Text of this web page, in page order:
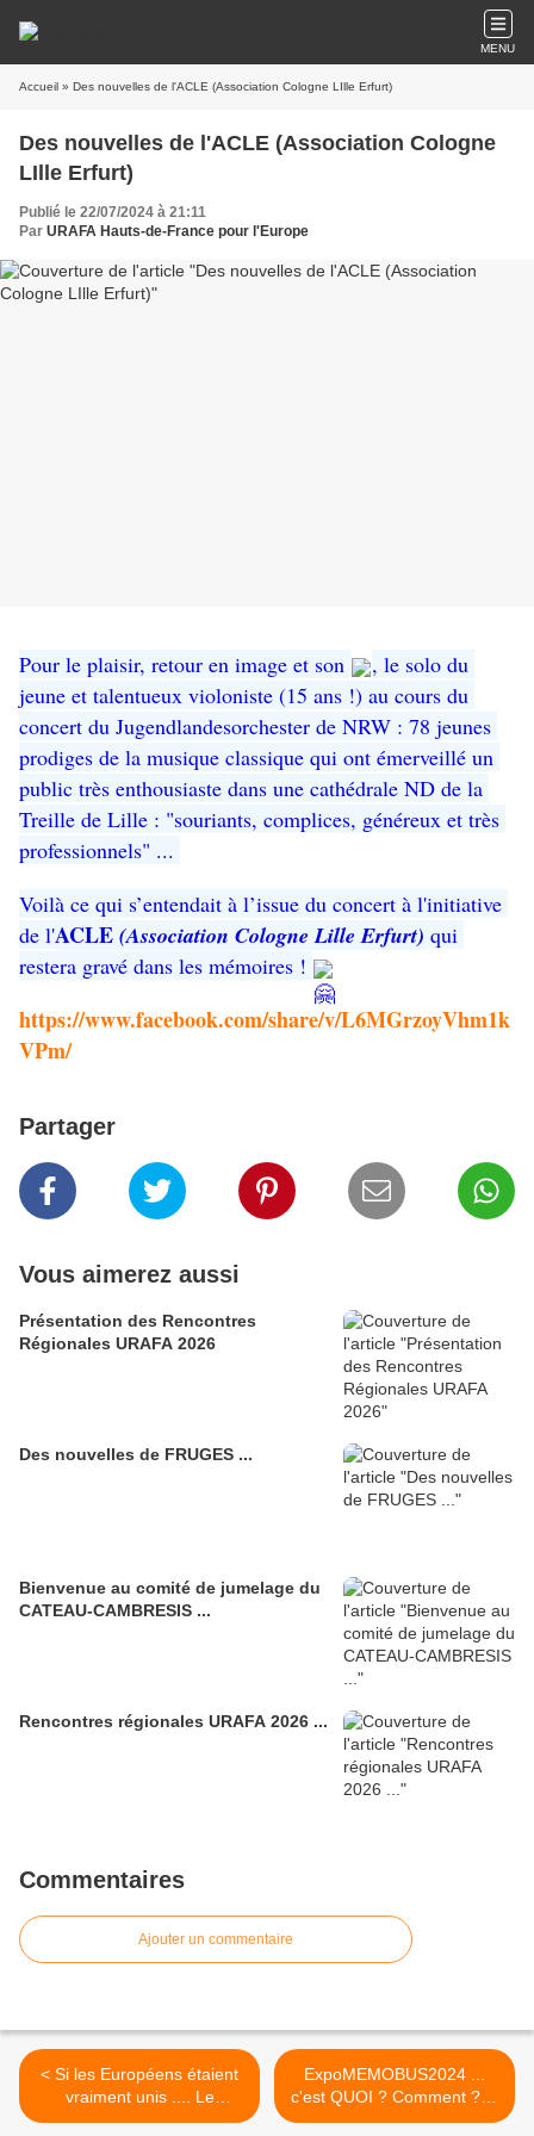
MENU
Accueil » Des nouvelles de l'ACLE (Association Cologne LIlle Erfurt)
Des nouvelles de l'ACLE (Association Cologne
LIlle Erfurt)
Publié le 22/07/2024 à 21:11
Par URAFA Hauts-de-France pour l'Europe
Pour le plaisir, retour en image et son
, le solo du
jeune et talentueux violoniste (15 ans !) au cours du
concert du Jugendlandesorchester de NRW : 78 jeunes
prodiges de la musique classique qui ont émerveillé un
public très enthousiaste dans une cathédrale ND de la
Treille de Lille : "souriants, complices, généreux et très
professionnels" ...
Voilà ce qui s’entendait à l’issue du concert à l'initiative
de l'ACLE (Association Cologne Lille Erfurt) qui
restera gravé dans les mémoires !
https://www.facebook.com/share/v/L6MGrzoyVhm1k
VPm/
Partager
Vous aimerez aussi
Présentation des Rencontres
Régionales URAFA 2026
Des nouvelles de FRUGES ...
Bienvenue au comité de jumelage du
CATEAU-CAMBRESIS ...
Rencontres régionales URAFA 2026 ...
Commentaires
Ajouter un commentaire
< Si les Européens étaient
vraiment unis .... Le
compteur de médailes des
ExpoMEMOBUS2024 ...
c'est QUOI ? Comment ? ...
Pour QUI et avec qui ? >